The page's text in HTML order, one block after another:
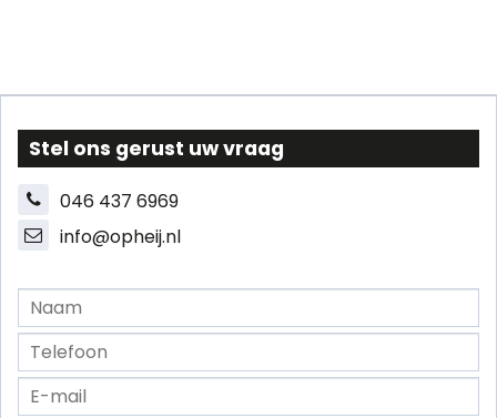
Stel ons gerust uw vraag
046 437 6969
info@opheij.nl